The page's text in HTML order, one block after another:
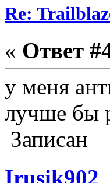
Re:
« Ответ
у меня
лучше бы
Записан
Irusik902